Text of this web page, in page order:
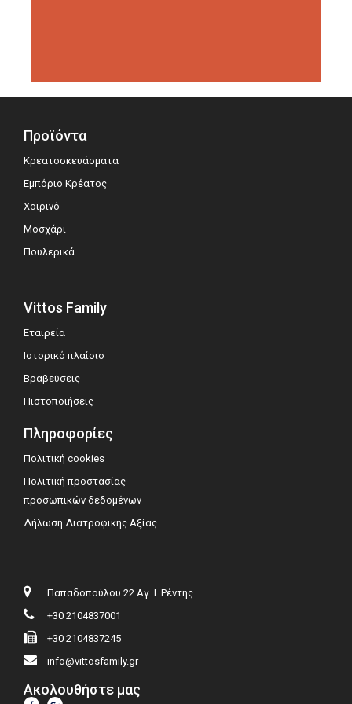
Προϊόντα
Κρεατοσκευάσματα
Εμπόριο Κρέατος
Χοιρινό
Μοσχάρι
Πουλερικά
Vittos Family
Εταιρεία
Ιστορικό πλαίσιο
Βραβεύσεις
Πιστοποιήσεις
Πληροφορίες
Πολιτική cookies
Πολιτική προστασίας
προσωπικών δεδομένων
Δήλωση Διατροφικής Αξίας
Παπαδοπούλου 22 Αγ. Ι. Ρέντης
+30 2104837001
+30 2104837245
info@vittosfamily.gr
Ακολουθήστε μας